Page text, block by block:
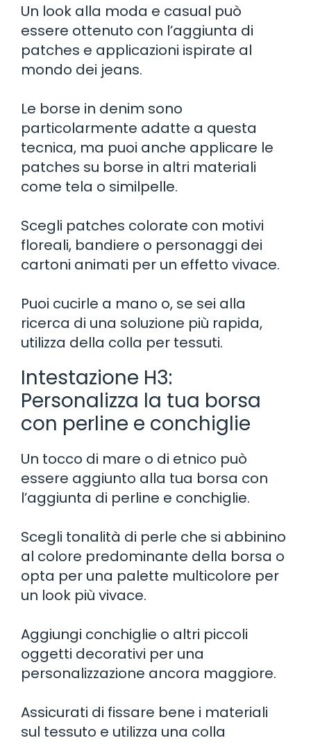
Un look alla moda e casual può
essere ottenuto con l’aggiunta di
patches e applicazioni ispirate al
mondo dei jeans.
Le borse in denim sono
particolarmente adatte a questa
tecnica, ma puoi anche applicare le
patches su borse in altri materiali
come tela o similpelle.
Scegli patches colorate con motivi
floreali, bandiere o personaggi dei
cartoni animati per un effetto vivace.
Puoi cucirle a mano o, se sei alla
ricerca di una soluzione più rapida,
utilizza della colla per tessuti.
Intestazione H3:
Personalizza la tua borsa
con perline e conchiglie
Un tocco di mare o di etnico può
essere aggiunto alla tua borsa con
l’aggiunta di perline e conchiglie.
Scegli tonalità di perle che si abbinino
al colore predominante della borsa o
opta per una palette multicolore per
un look più vivace.
Aggiungi conchiglie o altri piccoli
oggetti decorativi per una
personalizzazione ancora maggiore.
Assicurati di fissare bene i materiali
sul tessuto e utilizza una colla